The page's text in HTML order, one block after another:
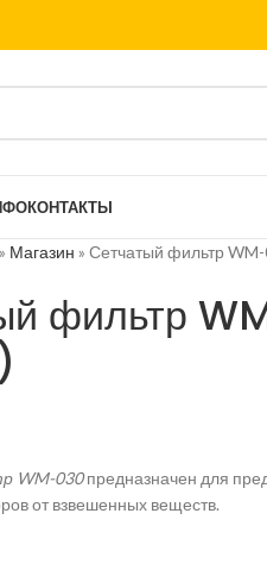
КОНТАКТЫ
» Магазин » Сетчатый фильтр
фильтр
WM-030предназначен для
от взвешенных веществ.